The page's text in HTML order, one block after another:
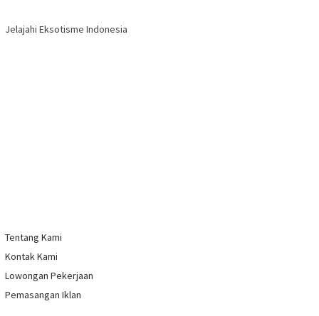
Jelajahi Eksotisme Indonesia
Tentang Kami
Kontak Kami
Lowongan Pekerjaan
Pemasangan Iklan